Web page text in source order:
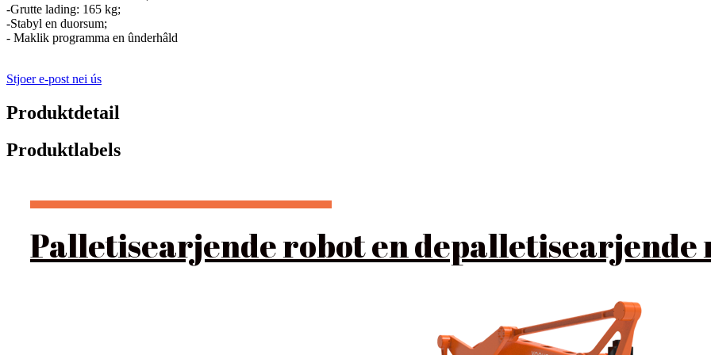
-Grutte lading: 165 kg;
-Stabyl en duorsum;
- Maklik programma en ûnderhâld
Stjoer e-post nei ús
Produktdetail
Produktlabels
Palletisearjende robot en depalletisearjende